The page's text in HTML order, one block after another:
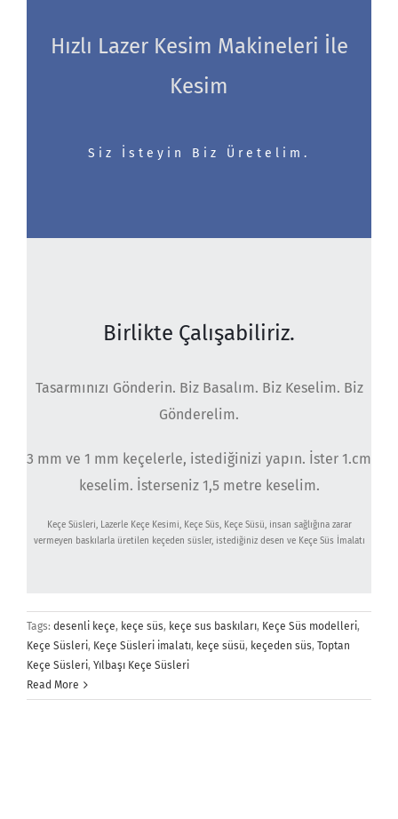
Hızlı Lazer Kesim Makineleri İle
Kesim
Siz İsteyin Biz Üretelim.
Birlikte Çalışabiliriz.
Tasarmınızı Gönderin. Biz Basalım. Biz Keselim. Biz
Gönderelim.
3 mm ve 1 mm keçelerle, istediğinizi yapın. İster 1.cm
keselim. İsterseniz 1,5 metre keselim.
Keçe Süsleri, Lazerle Keçe Kesimi, Keçe Süs, Keçe Süsü, insan sağlığına zarar
vermeyen baskılarla üretilen keçeden süsler, istediğiniz desen ve Keçe Süs İmalatı
Tags: desenli keçe, keçe süs, keçe sus baskıları, Keçe Süs modelleri,
Keçe Süsleri, Keçe Süsleri imalatı, keçe süsü, keçeden süs, Toptan
Keçe Süsleri, Yılbaşı Keçe Süsleri
Read More